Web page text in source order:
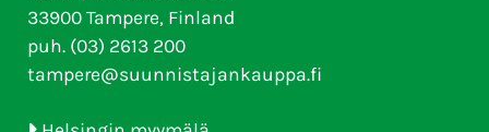
33900 Tampere, Finland
puh. (03) 2613 200
tampere@suunnistajankauppa.fi